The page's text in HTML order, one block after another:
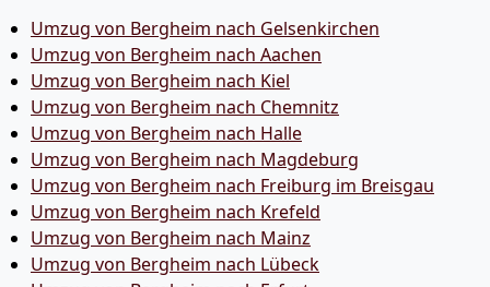
Umzug von Bergheim nach Gelsenkirchen
Umzug von Bergheim nach Aachen
Umzug von Bergheim nach Kiel
Umzug von Bergheim nach Chemnitz
Umzug von Bergheim nach Halle
Umzug von Bergheim nach Magdeburg
Umzug von Bergheim nach Freiburg im Breisgau
Umzug von Bergheim nach Krefeld
Umzug von Bergheim nach Mainz
Umzug von Bergheim nach Lübeck